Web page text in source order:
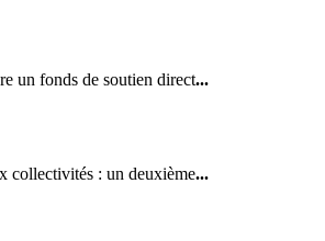
un fonds de soutien direct...
collectivités : un deuxième...